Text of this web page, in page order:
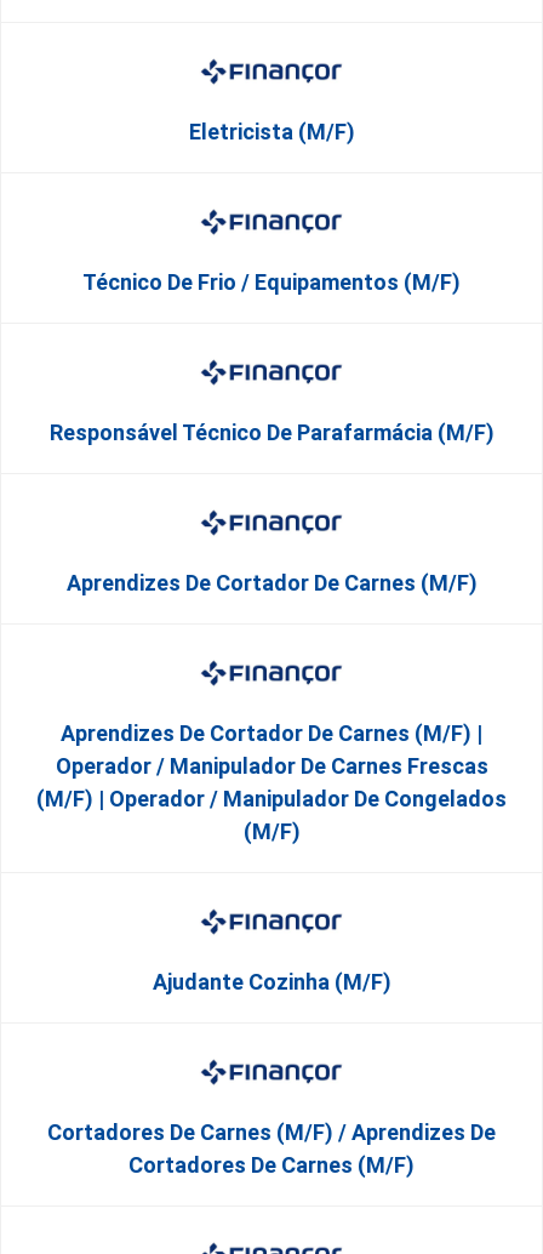
Eletricista (M/F)
Técnico De Frio / Equipamentos (M/F)
Responsável Técnico De Parafarmácia (M/F)
Aprendizes De Cortador De Carnes (M/F)
Aprendizes De Cortador De Carnes (M/F) |
Operador / Manipulador De Carnes Frescas
(M/F) | Operador / Manipulador De Congelados
(M/F)
Ajudante Cozinha (M/F)
Cortadores De Carnes (M/F) / Aprendizes De
Cortadores De Carnes (M/F)